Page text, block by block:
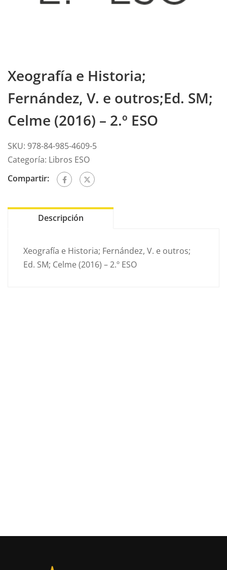
Xeografía e Historia;
Fernández, V. e outros;Ed. SM;
Celme (2016) – 2.º ESO
SKU: 978-84-985-4609-5
Categoría: Libros ESO
Compartir:
Descripción
Xeografía e Historia; Fernández, V. e outros;
Ed. SM; Celme (2016) – 2.º ESO